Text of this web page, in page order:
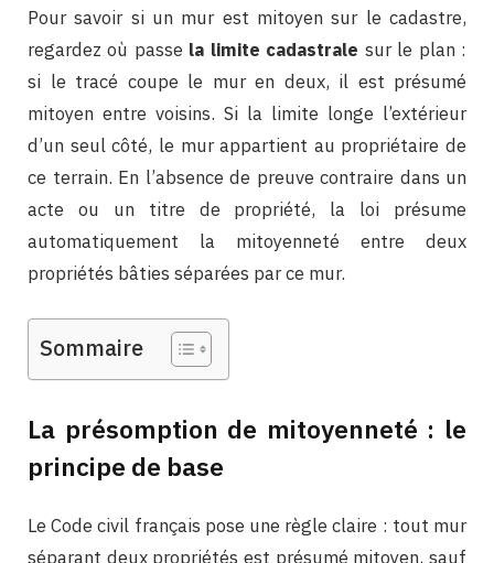
Pour savoir si un mur est mitoyen sur le cadastre,
regardez où passe la limite cadastrale sur le plan :
si le tracé coupe le mur en deux, il est présumé
mitoyen entre voisins. Si la limite longe l’extérieur
d’un seul côté, le mur appartient au propriétaire de
ce terrain. En l’absence de preuve contraire dans un
acte ou un titre de propriété, la loi présume
automatiquement la mitoyenneté entre deux
propriétés bâties séparées par ce mur.
Sommaire
La présomption de mitoyenneté : le
principe de base
Le Code civil français pose une règle claire : tout mur
séparant deux propriétés est présumé mitoyen, sauf